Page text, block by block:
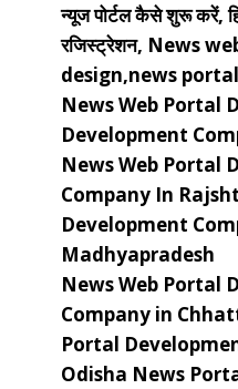
न्यूज पोर्टल कैसे शुरू करें,
रजिस्ट्रेशन, News
design,news
News Web Portal
Development
News Web Portal
Company In
Development
Madhyapradesh
News Web Portal
Company in
Portal
Odisha News